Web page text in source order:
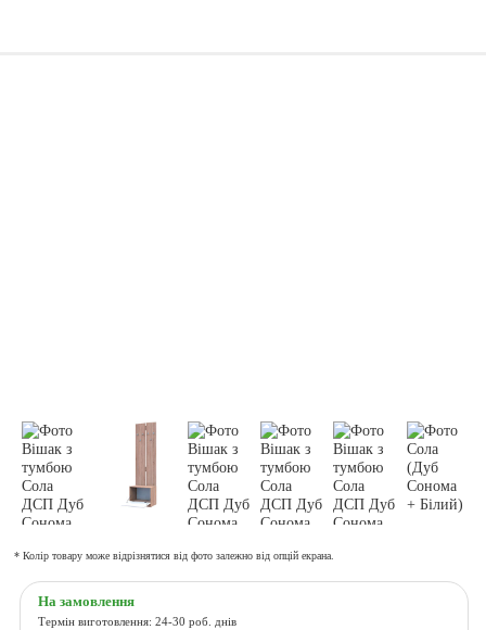
* Колір товару може відрізнятися від фото залежно від опцій екрана.
На замовлення
Термін виготовлення: 24-30 роб. днів